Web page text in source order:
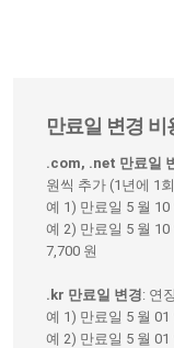
만료일 변경 비
.com, .net 만료일
원씩 추가 (1년에 1
예 1) 만료일 5 월
예 2) 만료일 5 월
7,700 원
.kr 만료일 변경: 연
예 1) 만료일 5 월
예 2) 만료일 5 월